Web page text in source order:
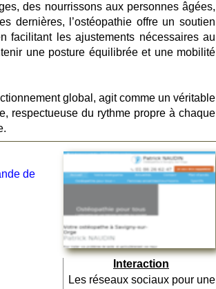
des nourrissons aux personnes âgées,
dernières, l’ostéopathie offre un soutien
facilitant les ajustements nécessaires au
une posture équilibrée et une mobilité
global, agit comme un véritable
respectueuse du rythme propre à chaque
de
Interaction
Les réseaux sociaux pour une